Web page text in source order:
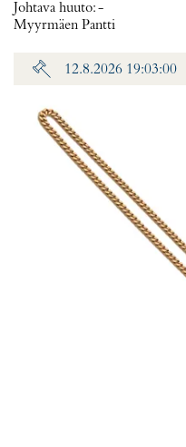
Johtava huuto:-
Myyrmäen Pantti
12.8.2026 19:03:00